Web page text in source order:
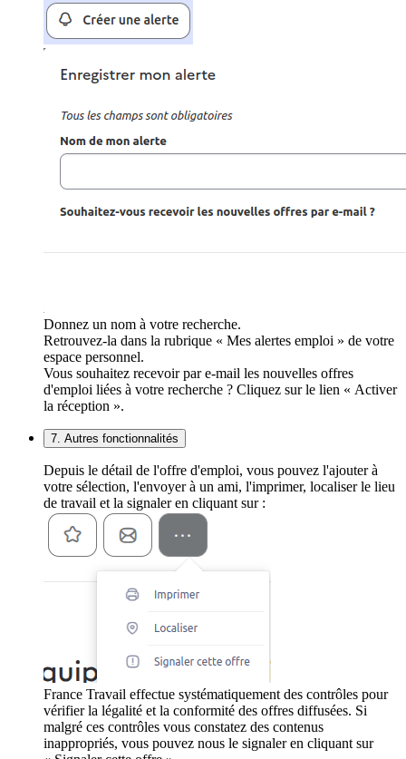
Donnez un nom à votre recherche.
Retrouvez-la dans la rubrique « Mes alertes emploi » de votre
espace personnel.
Vous souhaitez recevoir par e-mail les nouvelles offres
d'emploi liées à votre recherche ? Cliquez sur le lien « Activer
la réception ».
7. Autres fonctionnalités
Depuis le détail de l'offre d'emploi, vous pouvez l'ajouter à
votre sélection, l'envoyer à un ami, l'imprimer, localiser le lieu
de travail et la signaler en cliquant sur :
France Travail effectue systématiquement des contrôles pour
vérifier la légalité et la conformité des offres diffusées. Si
malgré ces contrôles vous constatez des contenus
inappropriés, vous pouvez nous le signaler en cliquant sur